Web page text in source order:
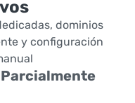
dominios
у configuración
Parcialmente